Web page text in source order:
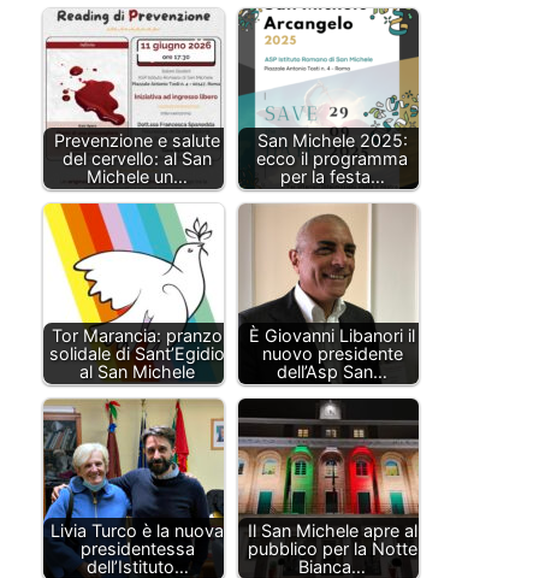
Prevenzione e salute
del cervello: al San
Michele un…
San Michele 2025:
ecco il programma
per la festa…
Tor Marancia: pranzo
solidale di Sant’Egidio
al San Michele
È Giovanni Libanori il
nuovo presidente
dell’Asp San…
Livia Turco è la nuova
presidentessa
dell’Istituto…
Il San Michele apre al
pubblico per la Notte
Bianca…